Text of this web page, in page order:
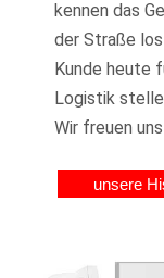
kennen das
der Straße
Kunde heute
Logistik
Wir freuen
unsere